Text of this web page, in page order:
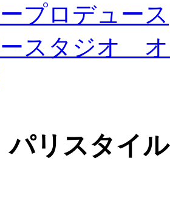
プロデュース
スタジオ
リスタイ